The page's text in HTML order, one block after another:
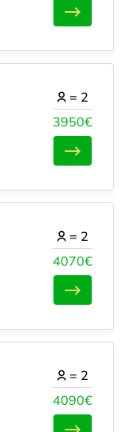
3950€
= 2
4070€
= 2
4090€
= 2